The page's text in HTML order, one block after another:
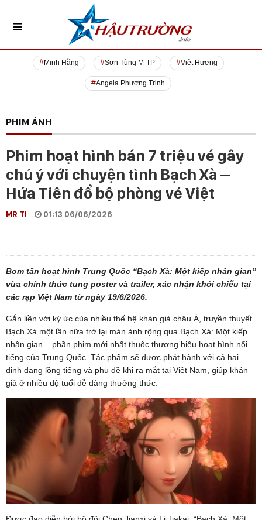
Minh Hằng Sơn Tùng M-TP Việt Hương
Angela Phương Trinh
PHIM ẢNH
Phim hoạt hình bán 7 triệu vé gây
chú ý với chuyện tình Bạch Xà –
Hứa Tiên đổ bộ phòng vé Việt
MR TI 01:13 06/06/2026
Bom tấn hoạt hình Trung Quốc “Bạch Xà: Một kiếp nhân gian”
vừa chính thức tung poster và trailer, xác nhận khởi chiếu tại
các rạp Việt Nam từ ngày 19/6/2026.
Gắn liền với ký ức của nhiều thế hệ khán giả châu Á, truyền thuyết
Bạch Xà một lần nữa trở lại màn ảnh rộng qua Bạch Xà: Một kiếp
nhân gian – phần phim mới nhất thuộc thương hiệu hoạt hình nổi
tiếng của Trung Quốc. Tác phẩm sẽ được phát hành với cả hai
định dạng lồng tiếng và phụ đề khi ra mắt tại Việt Nam, giúp khán
giả ở nhiều độ tuổi dễ dàng thưởng thức.